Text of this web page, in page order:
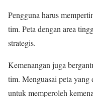
Pengguna harus
tim. Peta dengan area
strategis.
Kemenangan juga
tim. Menguasai peta
untuk memperoleh